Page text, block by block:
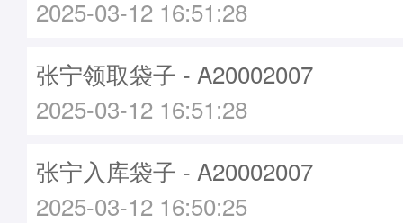
2025-03-12 16:51:28
张宁领取袋子 - A20002007
2025-03-12 16:51:28
张宁入库袋子 - A20002007
2025-03-12 16:50:25